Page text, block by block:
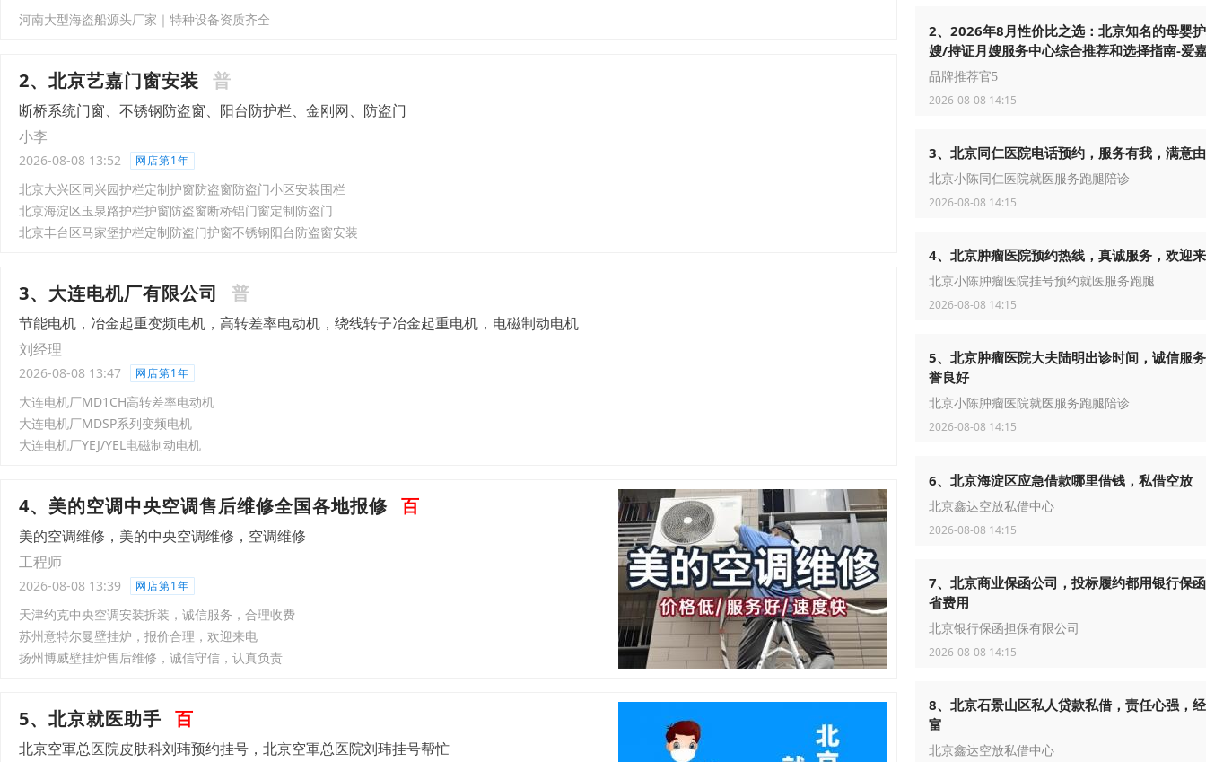
河南大型海盗船源头厂家｜特种设备资质齐全
2、北京艺嘉门窗安装 普
断桥系统门窗、不锈钢防盗窗、阳台防护栏、金刚网、防盗门
小李
2026-08-08 13:52 网店第1年
北京大兴区同兴园护栏定制护窗防盗窗防盗门小区安装围栏
北京海淀区玉泉路护栏护窗防盗窗断桥铝门窗定制防盗门
北京丰台区马家堡护栏定制防盗门护窗不锈钢阳台防盗窗安装
3、大连电机厂有限公司 普
节能电机，冶金起重变频电机，高转差率电动机，绕线转子冶金起重电机，电磁制动电机
刘经理
2026-08-08 13:47 网店第1年
大连电机厂MD1CH高转差率电动机
大连电机厂MDSP系列变频电机
大连电机厂YEJ/YEL电磁制动电机
4、美的空调中央空调售后维修全国各地报修 百
美的空调维修，美的中央空调维修，空调维修
工程师
2026-08-08 13:39 网店第1年
天津约克中央空调安装拆装，诚信服务，合理收费
苏州意特尔曼壁挂炉，报价合理，欢迎来电
扬州博威壁挂炉售后维修，诚信守信，认真负责
5、北京就医助手 百
北京空軍总医院皮肤科刘玮预约挂号，北京空軍总医院刘玮挂号帮忙
2、2026年8月性价比之选：北京知名的母婴
嫂/持证月嫂服务中心综合推荐和选择指南-爱
品牌推荐官5
2026-08-08 14:15
3、北京同仁医院电话预约，服务有我，满意
北京小陈同仁医院就医服务跑腿陪诊
2026-08-08 14:15
4、北京肿瘤医院预约热线，真诚服务，欢迎
北京小陈肿瘤医院挂号预约就医服务跑腿
2026-08-08 14:15
5、北京肿瘤医院大夫陆明出诊时间，诚信服
誉良好
北京小陈肿瘤医院就医服务跑腿陪诊
2026-08-08 14:15
6、北京海淀区应急借款哪里借钱，私借空放
北京鑫达空放私借中心
2026-08-08 14:15
7、北京商业保函公司，投标履约都用银行保
省费用
北京银行保函担保有限公司
2026-08-08 14:15
8、北京石景山区私人贷款私借，责任心强，
富
北京鑫达空放私借中心